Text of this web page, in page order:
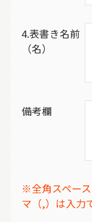
4.表書き名前
（名）
備考欄
※全角スペー
マ（,）は入力